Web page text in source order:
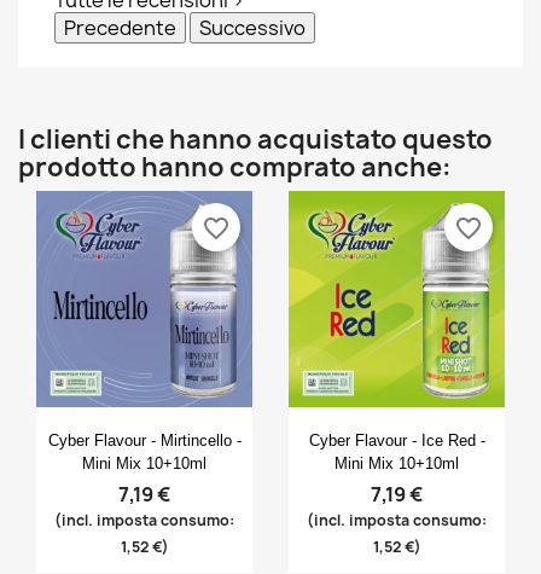
Precedente
Successivo
I clienti che hanno acquistato questo
prodotto hanno comprato anche:
Anteprima
Cyber Flavour - Mirtincello -
Mini Mix 10+10ml
7,19 €
(incl. imposta consumo:
1,52 €)
favorite_border
Anteprima
Cyber Flavour - Ice Red -
Mini Mix 10+10ml
7,19 €
(incl. imposta consumo:
1,52 €)
favorite_border